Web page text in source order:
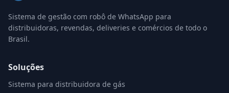
Sistema de gestão com robô de WhatsApp para
distribuidoras, revendas, deliveries e comércios de todo o
Brasil.
Soluções
Sistema para distribuidora de gás